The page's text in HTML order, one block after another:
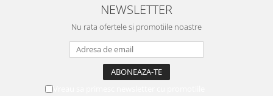
NEWSLETTER
Nu rata ofertele si promotiile noastre